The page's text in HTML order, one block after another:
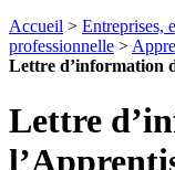
Accueil > Entreprises,
professionnelle >
Lettre d’information
Lettre